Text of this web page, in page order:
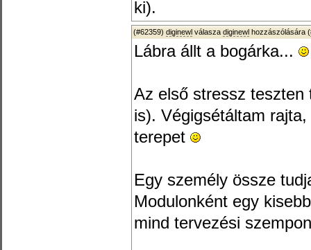
ki).
(#62359) diginewl válasza diginewl hozzászólására (
Lábra állt a bogárka...
Az első stressz teszten
is). Végigsétáltam
terepet
Egy személy össze
Modulonként egy
mind tervezési